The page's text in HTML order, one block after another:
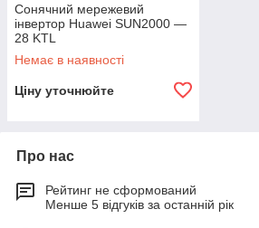
Сонячний мережевий
інвертор Huawei SUN2000 —
28 KTL
Немає в наявності
Ціну уточнюйте
Про нас
Рейтинг не сформований
Менше 5 відгуків за останній рік